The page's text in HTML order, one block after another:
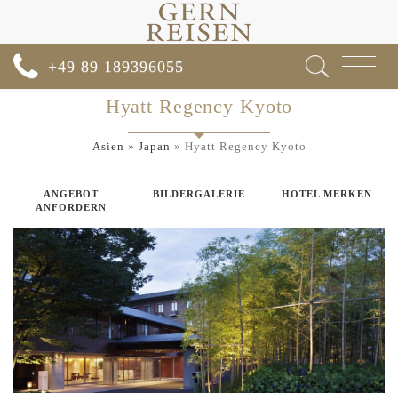
Toggle
+49 89 189396055
Hyatt Regency Kyoto
Asien » Japan » Hyatt Regency Kyoto
ANGEBOT
ANFORDERN
BILDERGALERIE HOTEL MERKEN